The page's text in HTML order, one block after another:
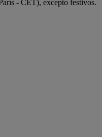
- CET), excepto festivos.